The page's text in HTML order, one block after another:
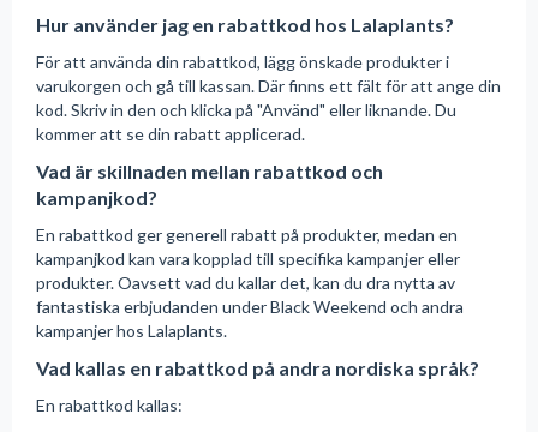
Hur använder jag en rabattkod hos Lalaplants?
För att använda din rabattkod, lägg önskade produkter i
varukorgen och gå till kassan. Där finns ett fält för att ange din
kod. Skriv in den och klicka på "Använd" eller liknande. Du
kommer att se din rabatt applicerad.
Vad är skillnaden mellan rabattkod och
kampanjkod?
En rabattkod ger generell rabatt på produkter, medan en
kampanjkod kan vara kopplad till specifika kampanjer eller
produkter. Oavsett vad du kallar det, kan du dra nytta av
fantastiska erbjudanden under Black Weekend och andra
kampanjer hos Lalaplants.
Vad kallas en rabattkod på andra nordiska språk?
En rabattkod kallas: